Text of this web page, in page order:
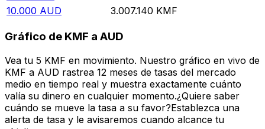
10.000 AUD 3.007.140 KMF
Gráfico de KMF a AUD
Vea tu 5 KMF en movimiento. Nuestro gráfico en vivo de
KMF a AUD rastrea 12 meses de tasas del mercado
medio en tiempo real y muestra exactamente cuánto
valía su dinero en cualquier momento.¿Quiere saber
cuándo se mueve la tasa a su favor?Establezca una
alerta de tasa y le avisaremos cuando alcance tu